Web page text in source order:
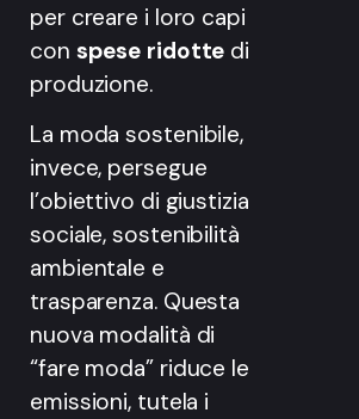
per creare i loro capi
con spese ridotte di
produzione.
La moda sostenibile,
invece, persegue
l’obiettivo di giustizia
sociale, sostenibilità
ambientale e
trasparenza. Questa
nuova modalità di
“fare moda” riduce le
emissioni, tutela i